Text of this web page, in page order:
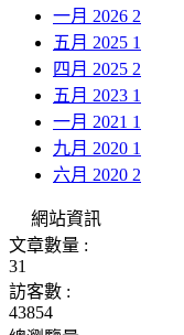
一月 2026 2
五月 2025 1
四月 2025 2
五月 2023 1
一月 2021 1
九月 2020 1
六月 2020 2
網站資訊
文章數量 :
31
訪客數 :
43854